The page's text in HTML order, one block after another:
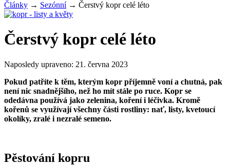
Články → Sezónní→ Čerstvý kopr celé léto
Čerstvý kopr celé léto
Naposledy upraveno: 21. června 2023
Pokud patříte k těm, kterým kopr příjemně voní a chutná, pak
není nic snadnějšího, než ho mít stále po ruce. Kopr se
odedávna používá jako zelenina, koření i léčivka. Kromě
kořenů se využívají všechny části rostliny: nať, listy, kvetoucí
okolíky, zralé i nezralé semeno.
Pěstování kopru